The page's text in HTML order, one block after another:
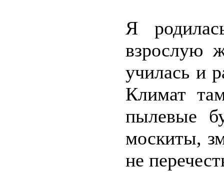
Я
взрослую
училась и
Климат
пылевые
москиты,
не